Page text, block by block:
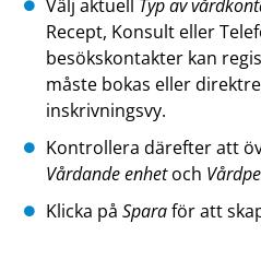
Välj aktuell Typ av
Recept, Konsult eller
besökskontakter kan
måste bokas eller
inskrivningsvy.
Kontrollera därefter att
Vårdande enhetoch
Klicka på Sparaför att